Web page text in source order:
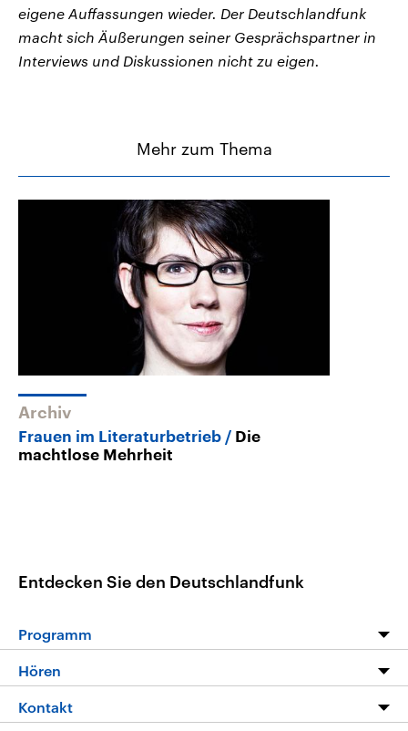
eigene Auffassungen wieder. Der Deutschlandfunk
macht sich Äußerungen seiner Gesprächspartner in
Interviews und Diskussionen nicht zu eigen.
Mehr zum Thema
Archiv
Frauen im Literaturbetrieb
Die
machtlose Mehrheit
Entdecken Sie den Deutschlandfunk
Programm
Programm
Die Nachrichten
Hören
Livestream
Kontakt